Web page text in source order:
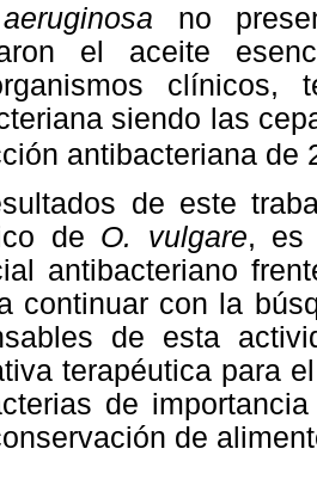
no
el aceite
clínicos,
siendo las
antibacteriana de
de este
de O. vulgare, es
antibacteriano
continuar con la
de esta
terapéutica para
de
de